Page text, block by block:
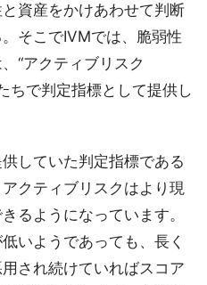
資産をかけあわせて判断
そこでIVMでは、脆弱性
“アクティブリスク
ちで判定指標として提供し
していた判定指標である
クティブリスクはより現
るようになっています。
いようであっても、長く
され続けていればスコア